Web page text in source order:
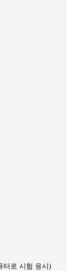
터로 시험 응시)